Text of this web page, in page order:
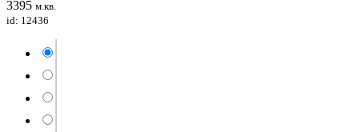
3395 м.кв.
id: 12436